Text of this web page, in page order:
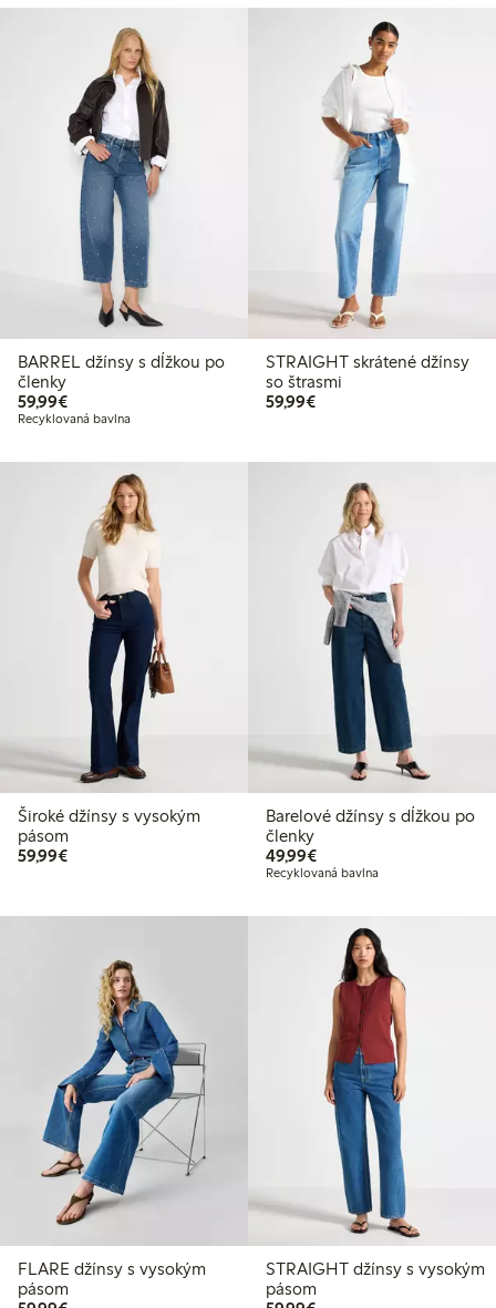
BARREL džínsy s dĺžkou po
členky
59,99€59,99 €
Recyklovaná bavlna
STRAIGHT skrátené džínsy
so štrasmi
59,99€59,99 €
Široké džínsy s vysokým
pásom
59,99€59,99 €
Barelové džínsy s dĺžkou po
členky
49,99€49,99 €
Recyklovaná bavlna
FLARE džínsy s vysokým
pásom
STRAIGHT džínsy s vysokým
pásom